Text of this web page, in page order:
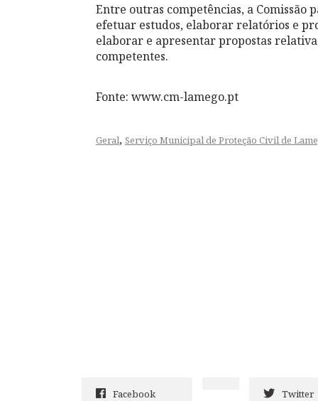
Entre outras competências, a Comissão
efetuar estudos, elaborar relatórios e
elaborar e apresentar propostas
competentes.
Fonte: www.cm-lamego.pt
Geral, Serviço Municipal de Proteção Civil de
Facebook Twitter